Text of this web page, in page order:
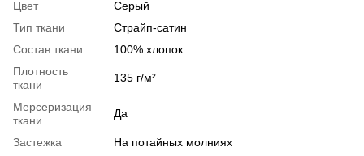
Цвет
Серый
Тип ткани
Страйп-сатин
Состав ткани
100% хлопок
Плотность
ткани
135 г/м²
Мерсеризация
ткани
Да
Застежка
На потайных молниях